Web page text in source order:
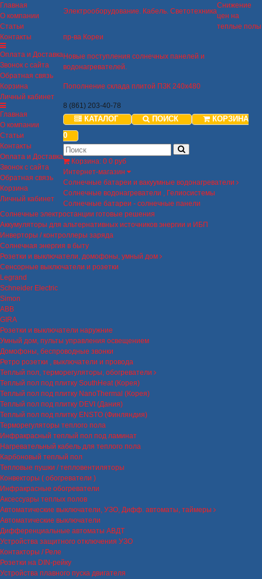
Главная
О компании
Статьи
Контакты
Оплата и Доставка
Звонок с сайта
Обратная связь
Корзина
Личный кабинет
Главная
О компании
Статьи
Контакты
Оплата и Доставка
Звонок с сайта
Обратная связь
Корзина
Личный кабинет
Электрооборудование. Кабель. Светотехника
Снижение
цен на
теплые полы
пр-ва Кореи
Новые поступления солнечных панелей и
водонагревателей.
Пополнение склада плитой ПЗК 240х480
8 (861) 203-40-78
КАТАЛОГ ПОИСК
КОРЗИНА
0
Корзина: 0 0 руб
Интернет-магазин
Солнечные батареи и вакуумные водонагреватели
Солнечные водонагреватели , Гелиосистемы
Солнечные батареи - солнечные панели
Солнечные электростанции готовые решения
Аккумуляторы для альтернативных источников энергии и ИБП
Инверторы / контроллеры заряда
Солнечная энергия в быту
Розетки и выключатели, домофоны, умный дом
Сенсорные выключатели и розетки
Legrand
Schneider Electric
Simon
ABB
GIRA
Розетки и выключатели наружние
Умный дом, пульты управления освещением
Домофоны, беспроводные звонки
Ретро розетки , выключатели и провода
Теплый пол, терморегуляторы, обогреватели
Теплый пол под плитку SouthHeat (Корея)
Теплый пол под плитку NanoThermal (Корея)
Теплый пол под плитку DEVI (Дания)
Теплый пол под плитку ENSTO (Финляндия)
Терморегуляторы теплого пола
Инфракрасный теплый пол под ламинат
Нагревательный кабель для теплого пола
Карбоновый теплый пол
Тепловые пушки / тепловентиляторы
Конвекторы ( обогреватели )
Инфракрасные обогреватели
Аксессуары теплых полов
Автоматические выключатели, УЗО, Дифф. автоматы, таймеры
Автоматические выключатели
Дифференциальные автоматы АВДТ
Устройства защитного отключения УЗО
Контакторы / Реле
Розетки на DIN-рейку
Устройства плавного пуска двигателя